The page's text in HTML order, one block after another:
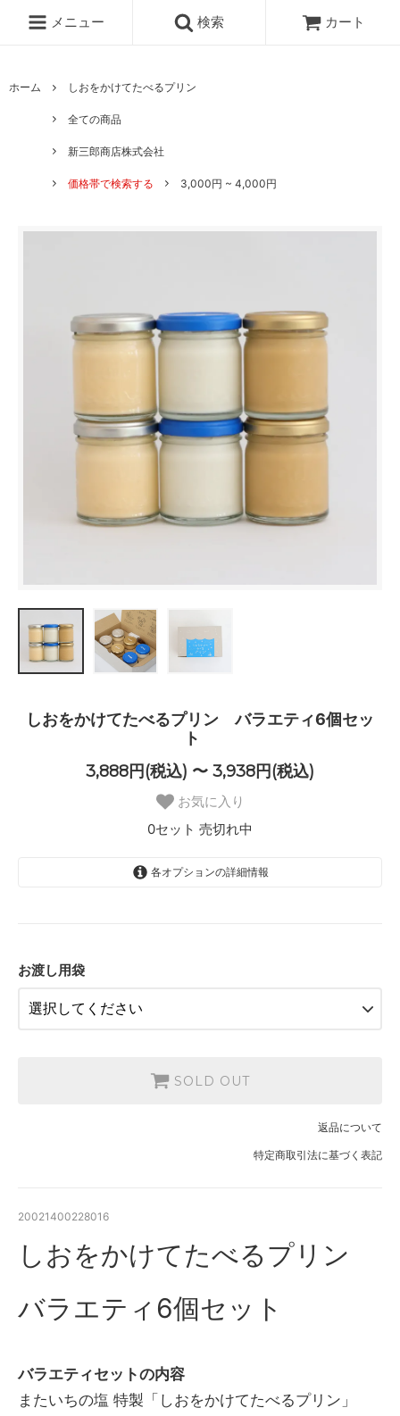
メニュー 検索 カート
ホーム しおをかけてたべるプリン
全ての商品
新三郎商店株式会社
価格帯で検索する 3,000円 ~ 4,000円
しおをかけてたべるプリン バラエティ6個セッ
ト
3,888円(税込) 〜 3,938円(税込)
お気に入り
0セット 売切れ中
各オプションの詳細情報
お渡し用袋
SOLD OUT
返品について
特定商取引法に基づく表記
20021400228016
しおをかけてたべるプリン
バラエティ6個セット
バラエティセットの内容
またいちの塩 特製「しおをかけてたべるプリン」